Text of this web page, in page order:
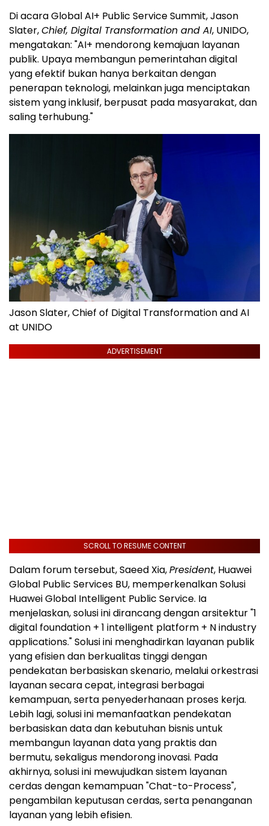
Di acara Global AI+ Public Service Summit, Jason
Slater,Chief, Digital Transformation and AI, UNIDO,
mengatakan: "AI+ mendorong kemajuan layanan
publik. Upaya membangun pemerintahan digital
yang efektif bukan hanya berkaitan dengan
penerapan teknologi, melainkan juga menciptakan
sistem yang inklusif, berpusat pada masyarakat, dan
saling terhubung."
Jason Slater, Chief of Digital Transformation and AI
at UNIDO
ADVERTISEMENT
SCROLL TO RESUME CONTENT
Dalam forum tersebut, Saeed Xia,President, Huawei
Global Public Services BU, memperkenalkan Solusi
Huawei Global Intelligent Public Service. Ia
menjelaskan, solusi ini dirancang dengan arsitektur "1
digital foundation + 1 intelligent platform + N industry
applications." Solusi ini menghadirkan layanan publik
yang efisien dan berkualitas tinggi dengan
pendekatan berbasiskan skenario, melalui orkestrasi
layanan secara cepat, integrasi berbagai
kemampuan, serta penyederhanaan proses kerja.
Lebih lagi, solusi ini memanfaatkan pendekatan
berbasiskan data dan kebutuhan bisnis untuk
membangun layanan data yang praktis dan
bermutu, sekaligus mendorong inovasi. Pada
akhirnya, solusi ini mewujudkan sistem layanan
cerdas dengan kemampuan "Chat-to-Process",
pengambilan keputusan cerdas, serta penanganan
layanan yang lebih efisien.